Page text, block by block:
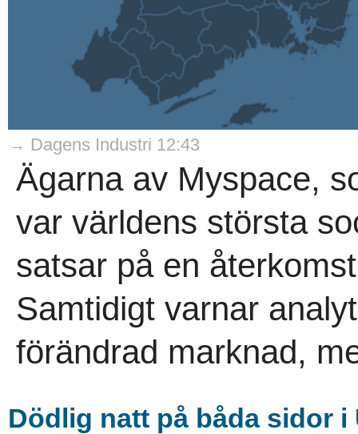
→ Dagens Industri 12:43
Ägarna av Myspace,
var världens största
satsar på en
Samtidigt varnar
förändrad marknad,
Dödlig natt på båda sidor